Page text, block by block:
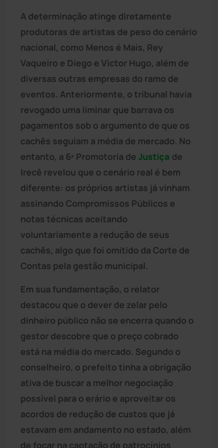
A determinação atinge diretamente
produtoras de artistas de peso do cenário
nacional, como Menos é Mais, Rey
Vaqueiro e Diego e Victor Hugo, além de
diversas outras empresas do ramo de
eventos. Anteriormente, o tribunal havia
revogado uma liminar que barrava os
pagamentos sob o argumento de que os
cachês seguiam a média de mercado. No
entanto, a 6ª Promotoria de Justiça de
Irecê revelou que o cenário real é bem
diferente: os próprios artistas já vinham
assinando Compromissos Públicos e
notas técnicas aceitando
voluntariamente a redução de seus
cachês, algo que foi omitido da Corte de
Contas pela gestão municipal.
Em sua fundamentação, o relator
destacou que o dever de zelar pelo
dinheiro público não se encerra quando o
gestor descobre que o preço cobrado
está na média do mercado. Segundo o
conselheiro, o prefeito tinha a obrigação
ativa de buscar a melhor negociação
possível para o erário e aproveitar os
acordos de redução de custos que já
estavam em andamento no estado, além
de focar na captação de patrocínios